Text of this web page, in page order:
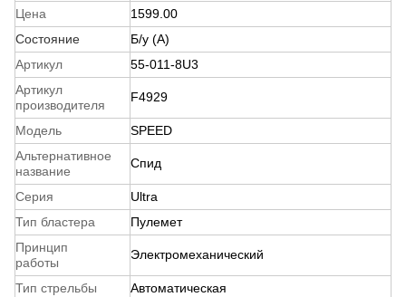
Цена
1599.00
Состояние
Б/у (A)
Артикул
55-011-8U3
Артикул
производителя
F4929
Модель
SPEED
Альтернативное
название
Спид
Серия
Ultra
Тип бластера
Пулемет
Принцип
работы
Электромеханический
Тип стрельбы
Автоматическая